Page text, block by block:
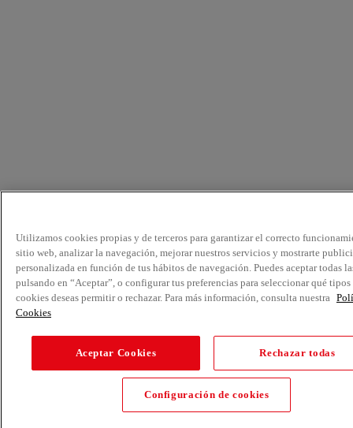
Utilizamos cookies propias y de terceros para garantizar el correcto
sitio web, analizar la navegación, mejorar nuestros servicios y mostrarte
personalizada en función de tus hábitos de navegación. Puedes aceptar todas
pulsando en “Aceptar”, o configurar tus preferencias para seleccionar qué tipos
cookies deseas permitir o rechazar. Para más información, consulta nuestra
Cookies
Aceptar Cookies Rechazar todas
Configuración de cookies